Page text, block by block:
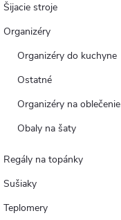
Šijacie stroje
Organizéry
Organizéry do kuchyne
Ostatné
Organizéry na oblečenie
Obaly na šaty
Regály na topánky
Sušiaky
Teplomery